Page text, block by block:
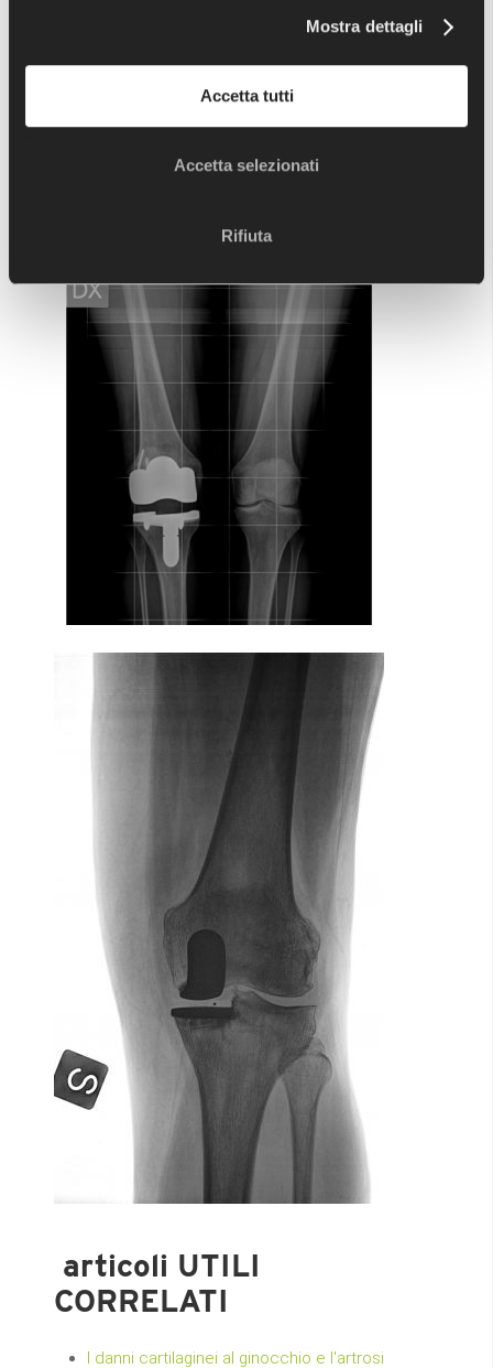
Mostra dettagli
Accetta tutti
Accetta selezionati
Rifiuta
articoli UTILI
CORRELATI
I danni cartilaginei al ginocchio e l'artrosi